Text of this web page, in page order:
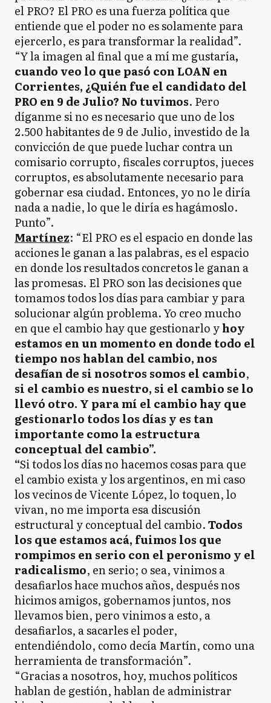
el PRO? El PRO es una fuerza política que
entiende que el poder no es solamente para
ejercerlo, es para transformar la realidad”.
“Y la imagen al final que a mí me gustaría,
cuando veo lo que pasó con LOAN en
Corrientes, ¿Quién fue el candidato del
PRO en 9 de Julio? No tuvimos. Pero
díganme si no es necesario que uno de los
2.500 habitantes de 9 de Julio, investido de la
convicción de que puede luchar contra un
comisario corrupto, fiscales corruptos, jueces
corruptos, es absolutamente necesario para
gobernar esa ciudad. Entonces, yo no le diría
nada a nadie, lo que le diría es hagámoslo.
Punto”.
Martínez: “El PRO es el espacio en donde las
acciones le ganan a las palabras, es el espacio
en donde los resultados concretos le ganan a
las promesas. El PRO son las decisiones que
tomamos todos los días para cambiar y para
solucionar algún problema. Yo creo mucho
en que el cambio hay que gestionarlo yhoy
estamos en un momento en donde todo el
tiempo nos hablan del cambio, nos
desafían de si nosotros somos el cambio,
si el cambio es nuestro, si el cambio se lo
llevó otro. Y para mí el cambio hay que
gestionarlo todos los días y es tan
importante como la estructura
conceptual del cambio”.
“Si todos los días no hacemos cosas para que
el cambio exista y los argentinos, en mi caso
los vecinos de Vicente López, lo toquen, lo
vivan, no me importa esa discusión
estructural y conceptual del cambio.Todos
los que estamos acá, fuimos los que
rompimos en serio con el peronismo y el
radicalismo, en serio; o sea, vinimos a
desafiarlos hace muchos años, después nos
hicimos amigos, gobernamos juntos, nos
llevamos bien, pero vinimos a esto, a
desafiarlos, a sacarles el poder,
entendiéndolo, como decía Martín, como una
herramienta de transformación”.
“Gracias a nosotros, hoy, muchos políticos
hablan de gestión, hablan de administrar